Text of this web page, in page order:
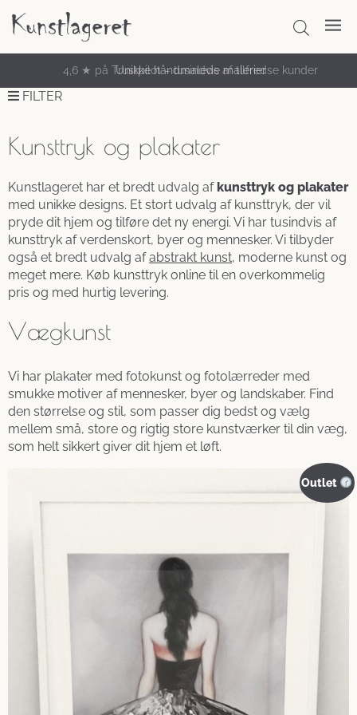
Unikke håndmalede malerier
FILTER
Kunsttryk og plakater
Kunstlageret har et bredt udvalg afkunsttryk og plakater
med unikke designs. Et stort udvalg af kunsttryk, der vil
pryde dit hjem og tilføre det ny energi. Vi har tusindvis af
kunsttryk af verdenskort, byer og mennesker. Vi tilbyder
også et bredt udvalg afabstrakt kunst, moderne kunst og
meget mere. Køb kunsttryk online til en overkommelig
pris og med hurtig levering.
Vægkunst
Vi har plakater med fotokunst og fotolærreder med
smukke motiver af mennesker, byer og landskaber. Find
den størrelse og stil, som passer dig bedst og vælg
mellem små, store og rigtig store kunstværker til din væg,
som helt sikkert giver dit hjem et løft.
Outlet